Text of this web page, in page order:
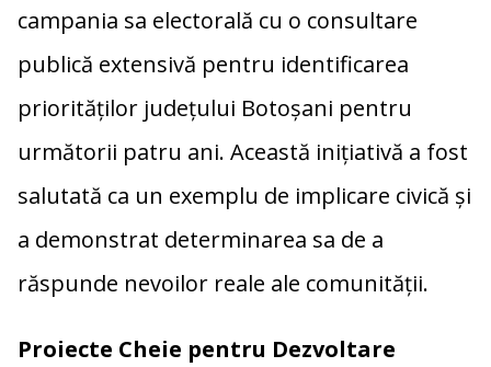
campania sa electorală cu o consultare
publică extensivă pentru identificarea
priorităților județului Botoșani pentru
următorii patru ani. Această inițiativă a fost
salutată ca un exemplu de implicare civică și
a demonstrat determinarea sa de a
răspunde nevoilor reale ale comunității.
Proiecte Cheie pentru Dezvoltare